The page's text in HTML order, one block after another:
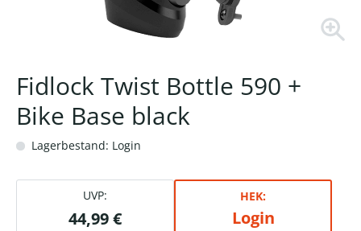
Fidlock Twist Bottle 590 +
Bike Base black
Lagerbestand: Login
UVP:
44,99 €
HEK:
Login